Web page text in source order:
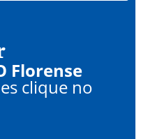
Florense
clique no